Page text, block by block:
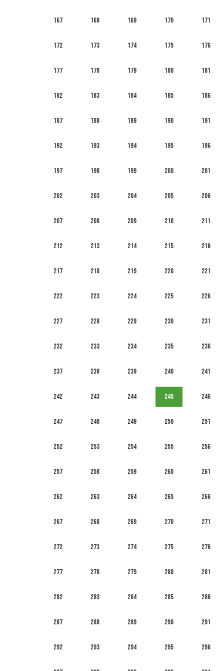
167 168 169 170 171
172 173 174 175 176
177 178 179 180 181
182 183 184 185 186
187 188 189 190 191
192 193 194 195 196
197 198 199 200 201
202 203 204 205 206
207 208 209 210 211
212 213 214 215 216
217 218 219 220 221
222 223 224 225 226
227 228 229 230 231
232 233 234 235 236
237 238 239 240 241
242 243 244 245 246
247 248 249 250 251
252 253 254 255 256
257 258 259 260 261
262 263 264 265 266
267 268 269 270 271
272 273 274 275 276
277 278 279 280 281
282 283 284 285 286
287 288 289 290 291
292 293 294 295 296